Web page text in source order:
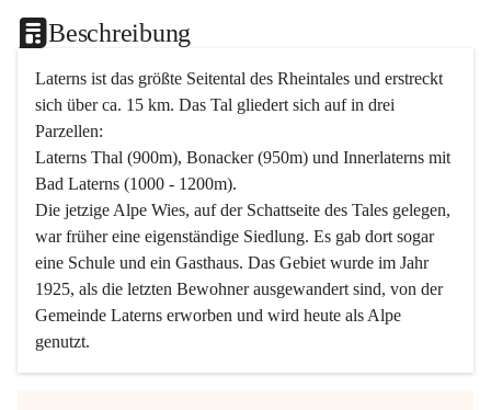
Beschreibung
Laterns ist das größte Seitental des Rheintales und erstreckt
sich über ca. 15 km. Das Tal gliedert sich auf in drei
Parzellen:
Laterns Thal (900m), Bonacker (950m) und Innerlaterns mit
Bad Laterns (1000 - 1200m).
Die jetzige Alpe Wies, auf der Schattseite des Tales gelegen,
war früher eine eigenständige Siedlung. Es gab dort sogar
eine Schule und ein Gasthaus. Das Gebiet wurde im Jahr
1925, als die letzten Bewohner ausgewandert sind, von der
Gemeinde Laterns erworben und wird heute als Alpe
genutzt.